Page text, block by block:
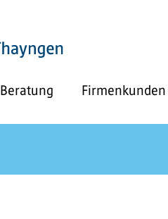
Beratung Firmenkunden